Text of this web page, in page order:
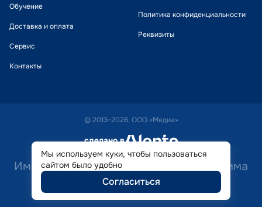
Обучение
Доставка и оплата
Сервис
Контакты
Политика конфиденциальности
Реквизиты
© 2013-2026, ООО «Медиа»
сделано в alente
Имеются противопоказания. Необходима
консультация специалиста.
Мы используем куки, чтобы пользоваться
сайтом было удобно
Согласиться